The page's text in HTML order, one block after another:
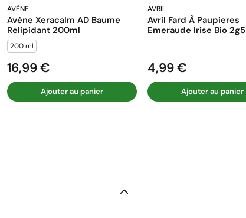
AVÈNE
Avène Xeracalm AD Baume
Relipidant 200ml
200 ml
Prix
16,99 €
Ajouter au panier
AVRIL
Avril Fard À Paupieres
Emeraude Irise Bio 2g5
Prix
4,99 €
Ajouter au panier